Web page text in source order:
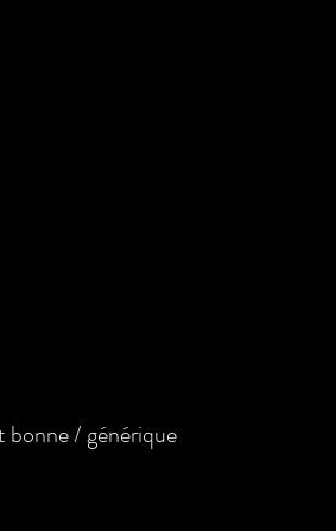
bonne / générique